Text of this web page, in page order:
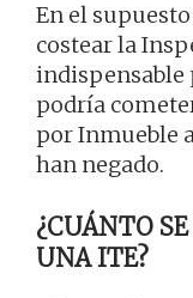
En el
costear la
indispensable
podría
por Inmueble
han negado.
¿CUÁNTO
UNA ITE?